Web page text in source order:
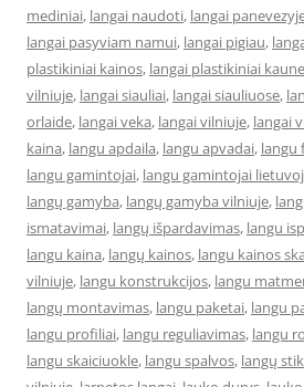
mediniai, langai naudoti, langai
langai pasyviam namui, langai pigiau,
plastikiniai kainos, langai plastikiniai kaune
vilniuje, langai siauliai, langai siauliuose,
orlaide, langai veka, langai vilniuje, langai
kaina, langu apdaila, langu apvadai, langu
langu gamintojai, langu gamintojai
langų gamyba, langų gamyba vilniuje,
ismatavimai, langų išpardavimas, langu
langu kaina, langų kainos, langu kainos
vilniuje, langu konstrukcijos, langu
langų montavimas, langu paketai, langu
langu profiliai, langu reguliavimas, langu
langu skaiciuokle, langu spalvos, langų